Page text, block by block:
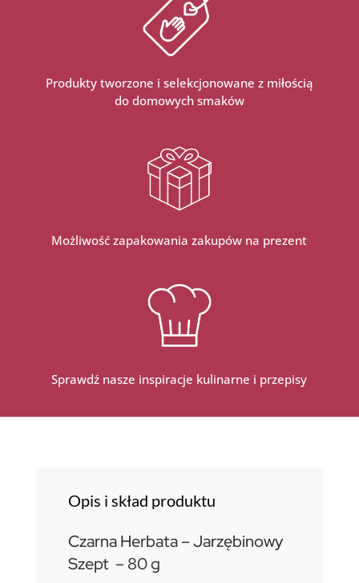
Produkty tworzone i selekcjonowane z miłością
do domowych smaków
Możliwość zapakowania zakupów na prezent
Sprawdź nasze inspiracje kulinarne i przepisy
Opis i skład produktu
Czarna Herbata – Jarzębinowy
Szept – 80 g